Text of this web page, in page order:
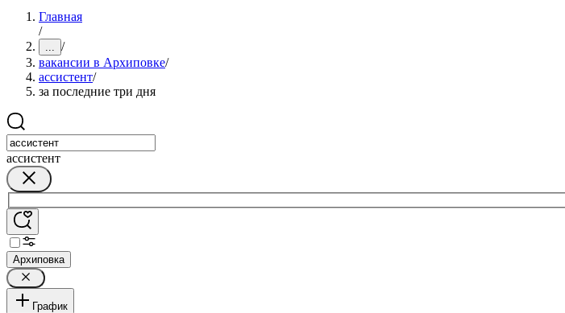
Главная
/
... /
вакансии в Архиповке/
ассистент/
за последние три дня
ассистент
Архиповка
График